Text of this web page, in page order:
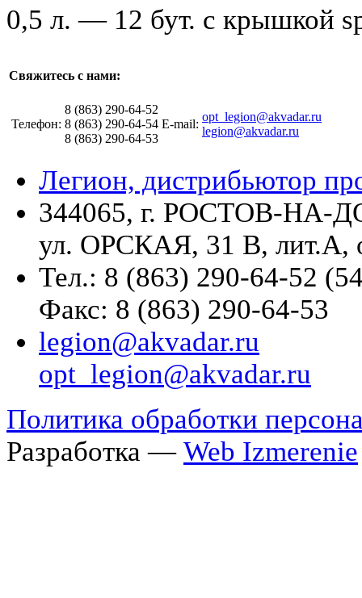
0,5 л. — 12 бут. с крышкой
Свяжитесь с нами:
Телефон:
8 (863) 290-64-52
8 (863) 290-64-54
8 (863) 290-64-53
E-mail:
opt_legion@akvadar.ru
legion@akvadar.ru
Легион, дистрибьютор
344065, г. РОСТОВ-НА-
ул. ОРСКАЯ, 31 В, лит.А,
Тел.: 8 (863) 290-64-52
Факс: 8 (863) 290-64-53
legion@akvadar.ru
opt_legion@akvadar.ru
Политика обработки
Разработка — Web Izmerenie